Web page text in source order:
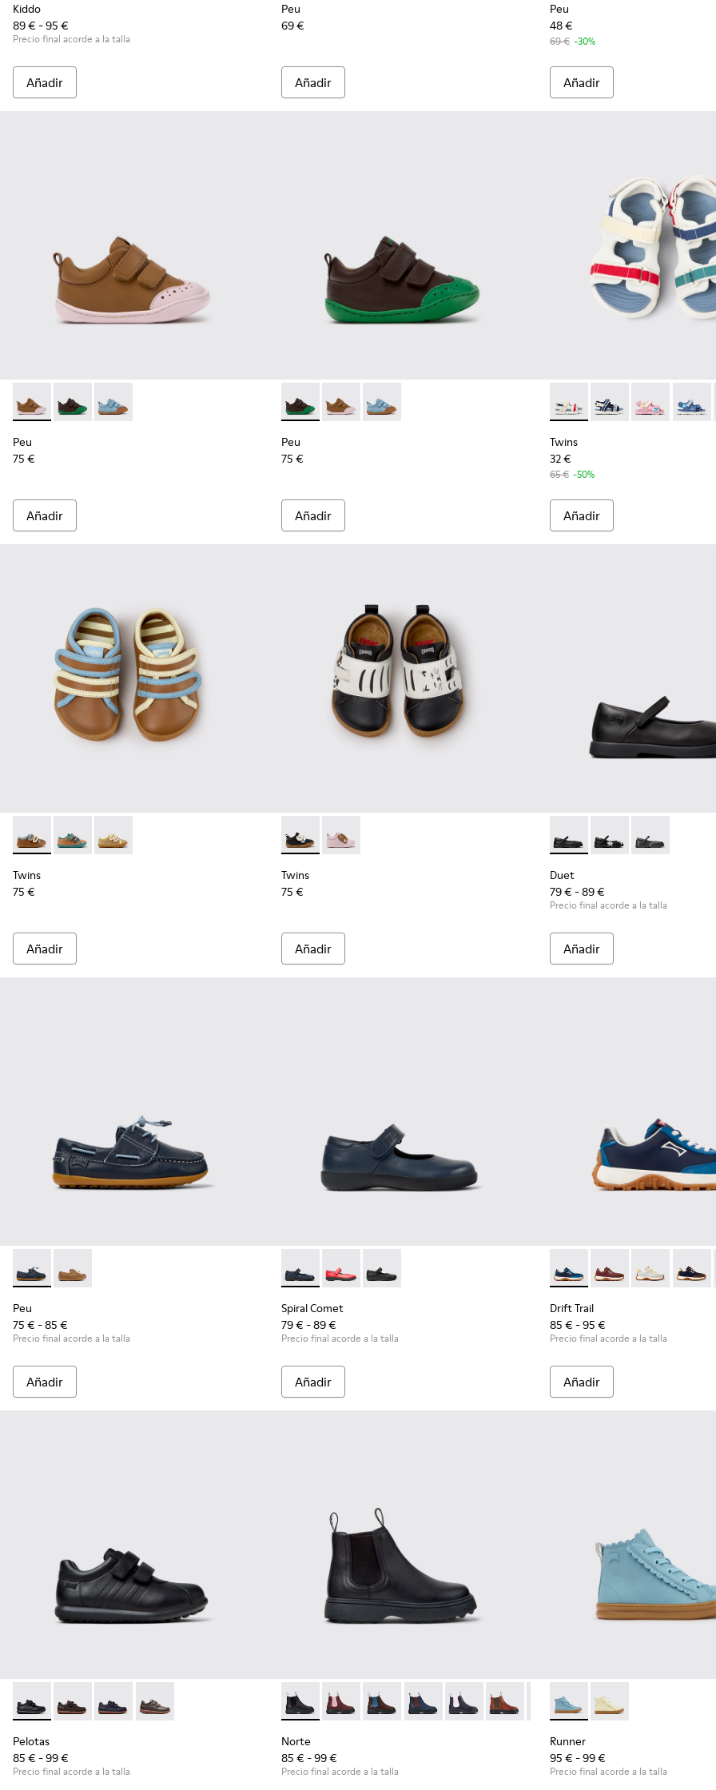
Kiddo
89 € - 95 €
Precio final acorde a la talla
Añadir
Peu
69 €
Añadir
Peu
48 €
69 € -30%
Añadir
Peu - K800708-003 - Zapatos marrones de piel para niños.
Peu - K800708-004 - Zapatos de piel marrones para niños.
Peu - K800708-002
Peu
75 €
Añadir
Peu - K800708-004 - Zapatos de piel marrones para niños.
Peu - K800708-003 - Zapatos marrones de piel para niños.
Peu - K800708-002
Peu
75 €
Añadir
Twins - K800590-010 -
Twins - K800590-
Twins - Twins
Twins
32 €
65 € -50%
Añadir
Twins - K800666-008 - Zapatillas de piel multicolor para niños.
Twins - K800666-006
Twins - K800666-005
Twins
75 €
Añadir
Twins - K800714-002 - Zapatillas de piel en blanco y negro para niños.
Twins - K800714-001
Twins
75 €
Añadir
Duet - K800549-003 -
Duet - K800549-006
Duet -
Duet
79 € - 89 €
Precio final acorde a la talla
Añadir
Peu - K800689-002 - Zapatos náuticos de piel azules para niños.
Peu - K800689-004
Peu
75 € - 85 €
Precio final acorde a la talla
Añadir
Spiral Comet - 80356-031 - Zapatos de piel azules para niños.
Spiral Comet - 80356-030
Spiral Comet - 80356-003
Spiral Comet
79 € - 89 €
Precio final acorde a la talla
Añadir
Drift Trail - K800548-032 -
Drift Trail - K800548-
Drift Trail -
Drift
Drift Trail
85 € - 95 €
Precio final acorde a la talla
Añadir
Pelotas - 80353-009 - Zapatos negros de piel y textil para niños.
Pelotas - 80353-044 - Zapatos marrones de piel y textil para niños.
Pelotas - 80353-043
Pelotas - 80353-037
Pelotas
85 € - 99 €
Precio final acorde a la talla
Norte - K900149-001 - Botines de piel negros para niños.
Norte - K900149-026
Norte - K900149-025
Norte - K900149-024
Norte - K900149-023
Norte - K900149-022
Norte - K900149-021
Norte - K900149-019
Norte - K900149-
Norte
85 € - 99 €
Precio final acorde a la talla
Runner - K900421-001 -
Runner - K900421-002
Runner
95 € - 99 €
Precio final acorde a la talla